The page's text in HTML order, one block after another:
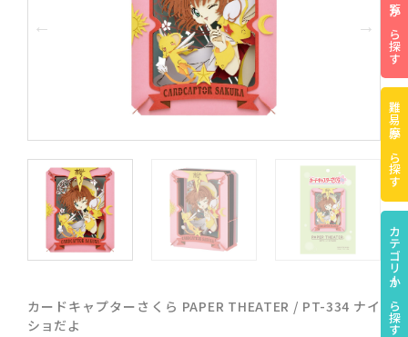
カードキャプターさくら PAPER THEATER / PT-334 ナイ
ショだよ
難易度から探す
カテゴリーから探す